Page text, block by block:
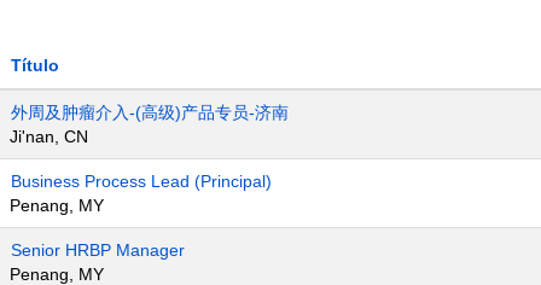
Título
外周及肿瘤介入-(高级)产品专员-济南
Ji'nan, CN
Business Process Lead (Principal)
Penang, MY
Senior HRBP Manager
Penang, MY